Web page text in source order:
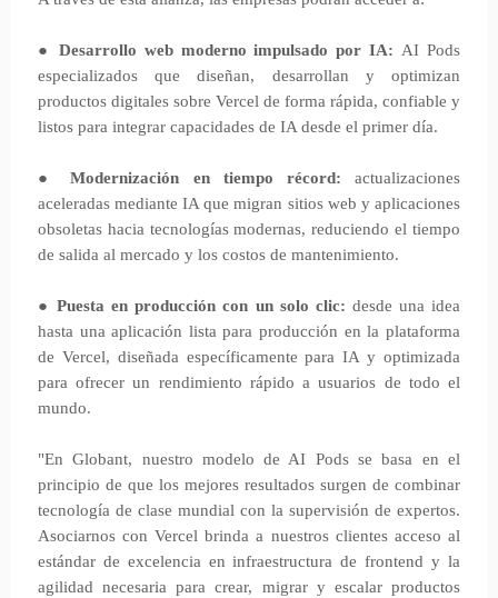
● Desarrollo web moderno impulsado por IA: AI Pods
especializados que diseñan, desarrollan y optimizan
productos digitales sobre Vercel de forma rápida, confiable y
listos para integrar capacidades de IA desde el primer día.
● Modernización en tiempo récord: actualizaciones
aceleradas mediante IA que migran sitios web y aplicaciones
obsoletas hacia tecnologías modernas, reduciendo el tiempo
de salida al mercado y los costos de mantenimiento.
●Puesta en producción con un solo clic: desde una idea
hasta una aplicación lista para producción en la plataforma
de Vercel, diseñada específicamente para IA y optimizada
para ofrecer un rendimiento rápido a usuarios de todo el
mundo.
"En Globant, nuestro modelo de AI Pods se basa en el
principio de que los mejores resultados surgen de combinar
tecnología de clase mundial con la supervisión de expertos.
Asociarnos con Vercel brinda a nuestros clientes acceso al
estándar de excelencia en infraestructura de frontend y la
agilidad necesaria para crear, migrar y escalar productos